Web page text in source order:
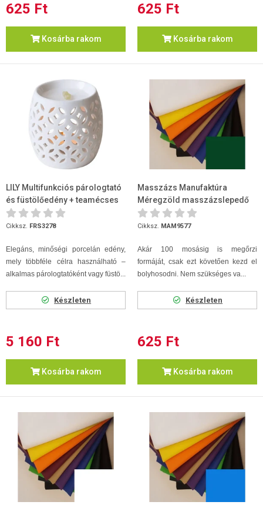
625 Ft
Kosárba rakom
625 Ft
Kosárba rakom
LILY Multifunkciós párologtató
és füstölőedény + teamécses
Cikksz. FRS3278
Elegáns, minőségi porcelán edény,
mely többféle célra használható –
alkalmas párologtatóként vagy füstö...
Készleten
5 160 Ft
Kosárba rakom
Masszázs Manufaktúra
Méregzöld masszázslepedő
80 x 200
Cikksz. MAM9577
Akár 100 mosásig is megőrzi
formáját, csak ezt követően kezd el
bolyhosodni. Nem szükséges va...
Készleten
625 Ft
Kosárba rakom